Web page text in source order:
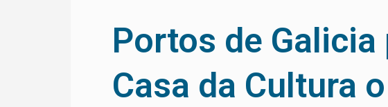
Portos de Galicia
Casa da Cultura